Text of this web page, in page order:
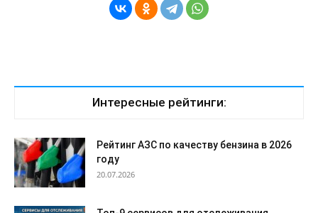
Интересные рейтинги:
Рейтинг АЗС по качеству бензина в 2026
году
20.07.2026